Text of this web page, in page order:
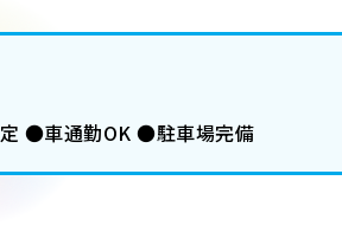
●車通勤OK ●駐車場完備